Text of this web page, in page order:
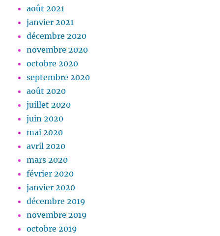
août 2021
janvier 2021
décembre 2020
novembre 2020
octobre 2020
septembre 2020
août 2020
juillet 2020
juin 2020
mai 2020
avril 2020
mars 2020
février 2020
janvier 2020
décembre 2019
novembre 2019
octobre 2019